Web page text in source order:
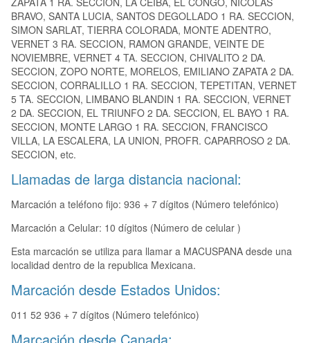
BRAVO, SANTA LUCIA, SANTOS DEGOLLADO 1 RA. SECCION,
SIMON SARLAT, TIERRA COLORADA, MONTE ADENTRO,
VERNET 3 RA. SECCION, RAMON GRANDE, VEINTE DE
NOVIEMBRE, VERNET 4 TA. SECCION, CHIVALITO 2 DA.
SECCION, ZOPO NORTE, MORELOS, EMILIANO ZAPATA 2 DA.
SECCION, CORRALILLO 1 RA. SECCION, TEPETITAN, VERNET
5 TA. SECCION, LIMBANO BLANDIN 1 RA. SECCION, VERNET
2 DA. SECCION, EL TRIUNFO 2 DA. SECCION, EL BAYO 1 RA.
SECCION, MONTE LARGO 1 RA. SECCION, FRANCISCO
VILLA, LA ESCALERA, LA UNION, PROFR. CAPARROSO 2 DA.
SECCION, etc.
Llamadas de larga distancia nacional:
Marcación a teléfono fijo: 936 + 7 dígitos (Número telefónico)
Marcación a Celular: 10 dígitos (Número de celular )
Esta marcación se utiliza para llamar a MACUSPANA desde una
localidad dentro de la republica Mexicana.
Marcación desde Estados Unidos:
011 52 936 + 7 dígitos (Número telefónico)